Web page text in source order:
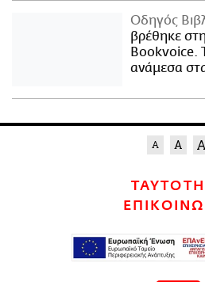
Οδηγός
βρέθηκε
Bookvoice.
ανάμεσα